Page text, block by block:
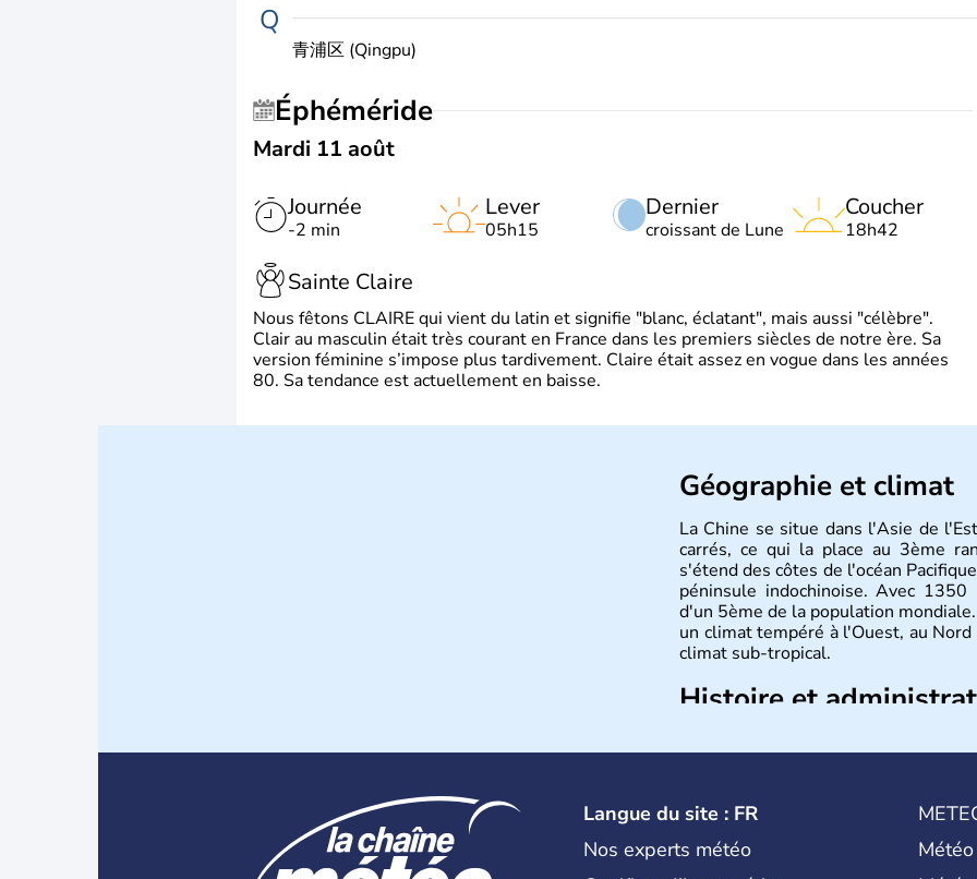
Q
青浦区 (Qingpu)
Éphéméride
Mardi 11 août
Journée
-2 min
Dernier
croissant de Lune
Lever
05h15
Coucher
18h42
Sainte Claire
Nous fêtons CLAIRE qui vient du latin et signifie "blanc, éclatant", mais aussi "célèbre".
Clair au masculin était très courant en France dans les premiers siècles de notre ère. Sa
version féminine s’impose plus tardivement. Claire était assez en vogue dans les années
80. Sa tendance est actuellement en baisse.
Géographie et climat
La Chine se situe dans l'Asie de
carrés, ce qui la place au 3ème
s'étend des côtes de l'océan
péninsule indochinoise. Avec
d'un 5ème de la population
un climat tempéré à l'Ouest, au
climat sub-tropical.
Histoire et
nation et a retrouvé son
d'inventions avant-gardistes, la
l'imprimerie à caractères mobiles, de
Langue du site : FR
Nos experts météo